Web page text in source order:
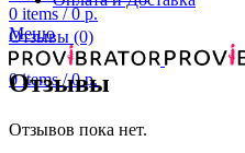
0 items / 0р.
Меню
0items / 0р.
Отзывы (0)
Отзывы
Отзывов пока нет.